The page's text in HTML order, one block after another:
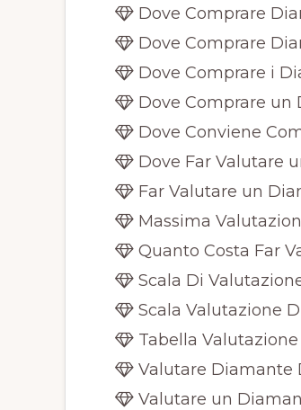
Dove Comprare
Dove Comprare
Dove Comprare i
Dove Comprare un
Dove Conviene
Dove Far Valutare
Far Valutare un
Massima
Quanto Costa Far
Scala Di
Scala Valutazione
Tabella
Valutare Diamante
Valutare un